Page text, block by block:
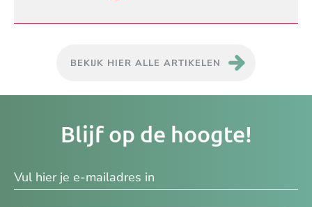
BEKIJK HIER ALLE ARTIKELEN
Blijf op de hoogte!